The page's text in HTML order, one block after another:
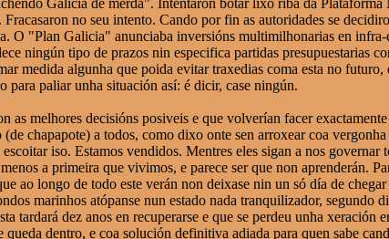
Galicia de merda". Intentaron botar lixo riba da
no seu intento. Cando por fin as autoridades se
O "Plan Galicia" anunciaba inversións multimilhonarias en infra-
ningún tipo de prazos nin especifica partidas presupuestarias
medida algunha que poida evitar traxedias coma esta no
para paliar unha situación así: é dicir, case ningún.
as melhores decisións posiveis e que volverían facer
chapapote) a todos, como dixo onte sen arroxear coa
iso. Estamos vendidos. Mentres eles sigan a nos
a primeira que vivimos, e parece ser que non aprenderán.
ao longo de todo este verán non deixase nin un só día de
marinhos atópanse nun estado nada tranquilizador, segundo
tardará dez anos en recuperarse e que se perdeu unha xeración
queda dentro, e coa solución definitiva adiada para quen sabe